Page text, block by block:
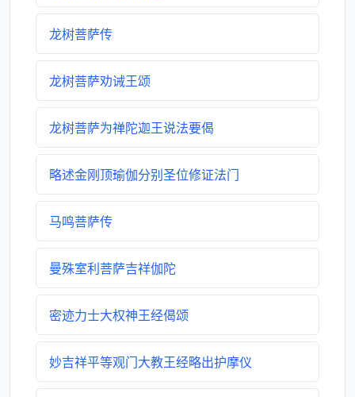
龙树菩萨传
龙树菩萨劝诫王颂
龙树菩萨为禅陀迦王说法要偈
略述金刚顶瑜伽分别圣位修证法门
马鸣菩萨传
曼殊室利菩萨吉祥伽陀
密迹力士大权神王经偈颂
妙吉祥平等观门大教王经略出护摩仪